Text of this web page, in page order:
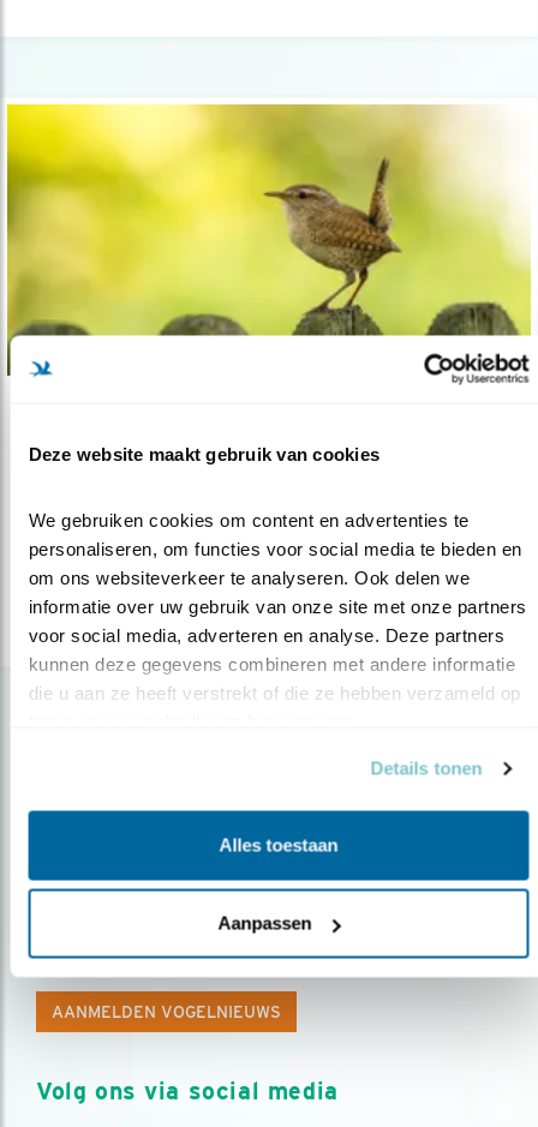
Deze website maakt gebruik van cookies
We gebruiken cookies om content en advertenties te
personaliseren, om functies voor social media te bieden en
om ons websiteverkeer te analyseren. Ook delen we
informatie over uw gebruik van onze site met onze partners
voor social media, adverteren en analyse. Deze partners
kunnen deze gegevens combineren met andere informatie
die u aan ze heeft verstrekt of die ze hebben verzameld op
Details tonen
Alles toestaan
Aanpassen
Bevolkings explosie van winterkoningen
de kou eenmaal voorbij is..
lees meer
Op de hoogte blijven?
Meld je aan en ontvang nieuws, inspiratie, acties en tips
AANMELDEN VOGELNIEUWS
Volg ons via social media